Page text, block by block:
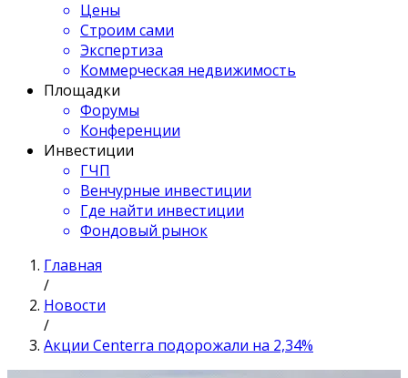
Цены
Строим сами
Экспертиза
Коммерческая недвижимость
Площадки
Форумы
Конференции
Инвестиции
ГЧП
Венчурные инвестиции
Где найти инвестиции
Фондовый рынок
Главная
/
Новости
/
Акции Centerra подорожали на 2,34%